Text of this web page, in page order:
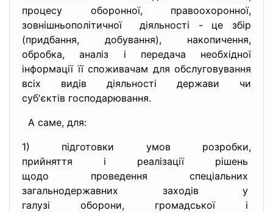
процесу оборонної, правоохоронної,
зовнішньополітичної діяльності - це збір
(придбання, добування), накопичення,
обробка, аналіз і передача необхідної
інформації її споживачам для обслуговування
всіх видів діяльності держави чи
суб'єктів господарювання.
А саме, для:
1) підготовки умов розробки,
прийняття і реалізації рішень
щодо проведення спеціальних
загальнодержавних заходів у
галузі оборони, громадської і